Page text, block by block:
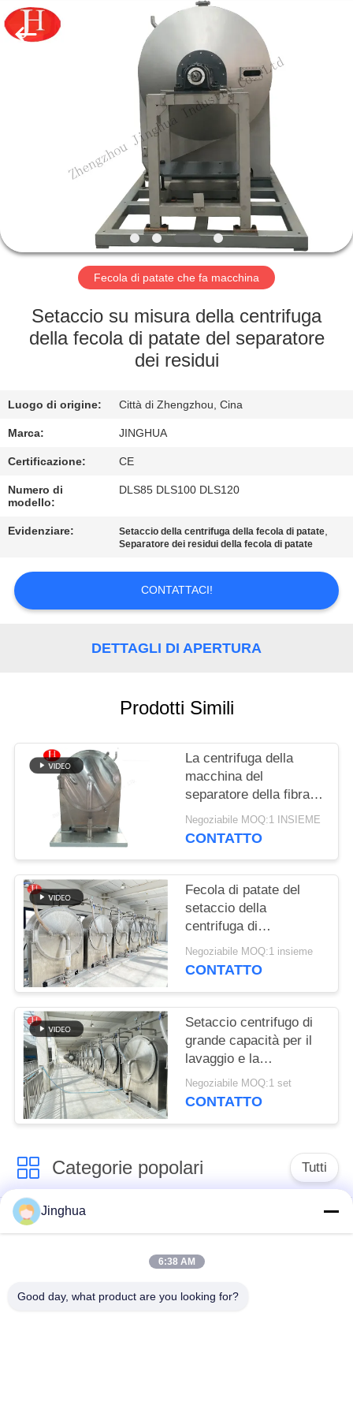
SPETTACOLO
VR
VISITA
ALLA
FABBRICA
CONTROLLO
DELLA
CONTATTACI
CHIEDI UN
PREVENTIVO
MAPPA
SITO
POLITICA
SULLA
PRIVACY
2026
Zhengzhou
Jinghua
Industry
Fecola di patate che fa macchina
Setaccio su misura della centrifuga
della fecola di patate del separatore
dei residui
Luogo di origine: Città di Zhengzhou, Cina
Marca: JINGHUA
Certificazione: CE
Numero di
modello:
DLS85 DLS100 DLS120
Evidenziare: Setaccio della centrifuga della fecola di patate,
Separatore dei residui della fecola di patate
CONTATTACI!
DETTAGLI DI APERTURA
Prodotti Simili
La centrifuga della
macchina del
separatore della fibra
dei residui della fecola
di patate setaccia
Negoziabile MOQ:1 INSIEME
CONTATTO
Fecola di patate del
setaccio della
centrifuga di
disidratazione che fa
macchina
Negoziabile MOQ:1 insieme
CONTATTO
Setaccio centrifugo di
grande capacità per il
lavaggio e la
disidratazione dei
residui dell'amido
Negoziabile MOQ:1 set
CONTATTO
Categorie popolari Tutti
Attrezzatura di
elaborazione
elaborazione della
farina della manioca
macchina per la
Jinghua
6:38 AM
Good day, what product are you looking for?